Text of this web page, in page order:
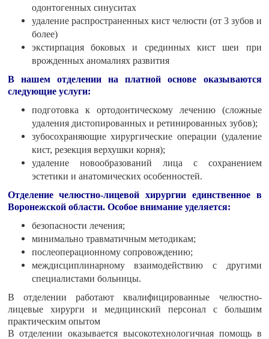
одонтогенных синуситах
удаление распространенных кист челюсти (от 3 зубов и
более)
экстирпация боковых и срединных кист шеи при
врожденных аномалиях развития
В нашем отделении на платной основе оказываются
следующие услуги:
подготовка к ортодонтическому лечению (сложные
удаления дистопированных и ретинированных зубов);
зубосохраняющие хирургические операции (удаление
кист, резекция верхушки корня);
удаление новообразований лица с сохранением
эстетики и анатомических особенностей.
Отделение челюстно-лицевой хирургии единственное в
Воронежской области. Особое внимание уделяется:
безопасности лечения;
минимально травматичным методикам;
послеоперационному сопровождению;
междисциплинарному взаимодействию с другими
специалистами больницы.
В отделении работают квалифицированные челюстно-
лицевые хирурги и медицинский персонал с большим
практическим опытом
В отделении оказывается высокотехнологичная помощь в